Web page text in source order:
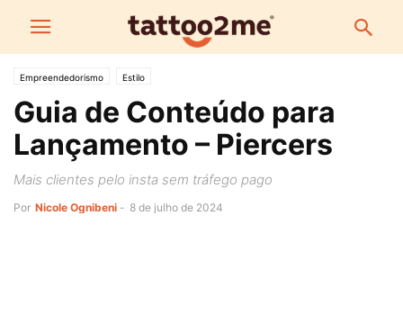
Empreendedorismo Estilo
Guia de Conteúdo para
Lançamento – Piercers
Mais clientes pelo insta sem tráfego pago
Por Nicole Ognibeni - 8 de julho de 2024